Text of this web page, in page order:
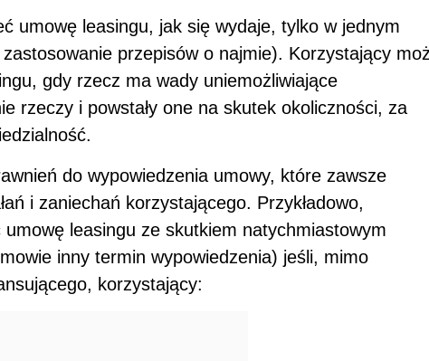
umowę leasingu, jak się wydaje, tylko w jednym
przepisów o najmie). Korzystający
gdy rzecz ma wady uniemożliwiające
rzeczy i powstały one na skutek okoliczności, za
do wypowiedzenia umowy, które zawsze
i zaniechań korzystającego. Przykładowo,
leasingu ze skutkiem natychmiastowym
inny termin wypowiedzenia) jeśli, mimo
korzystający: